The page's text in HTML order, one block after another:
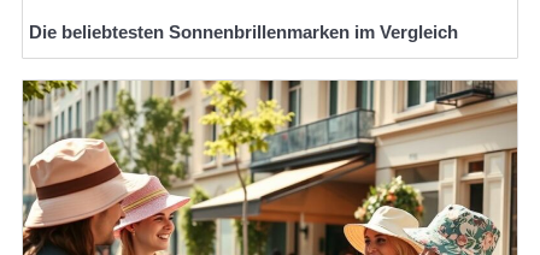
Die beliebtesten Sonnenbrillenmarken im Vergleich